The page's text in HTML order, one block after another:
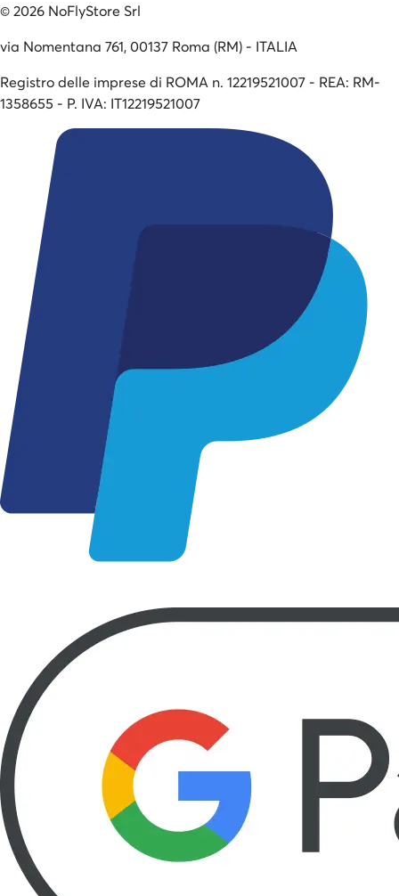
©2026 NoFlyStore Srl
via Nomentana 761, 00137 Roma (RM) - ITALIA
Registro delle imprese di ROMA n. 12219521007 - REA: RM-
1358655 - P. IVA: IT12219521007